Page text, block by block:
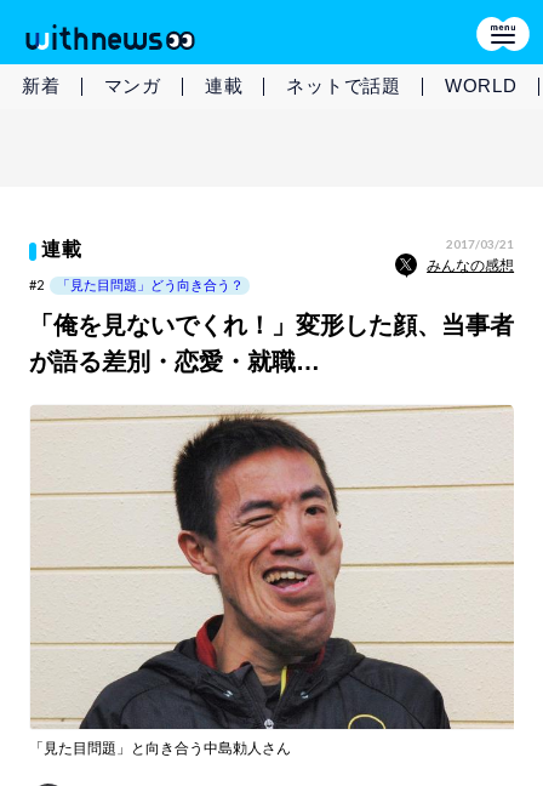
新着 マンガ 連載 ネットで話題 WORLD
連載 2017/03/21
みんなの感想
#2 「見た目問題」どう向き合う？
「俺を見ないでくれ！」変形した顔、当事者
が語る差別・恋愛・就職…
「見た目問題」と向き合う中島勅人さん